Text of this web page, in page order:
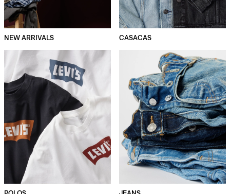
NEW ARRIVALS CASACAS